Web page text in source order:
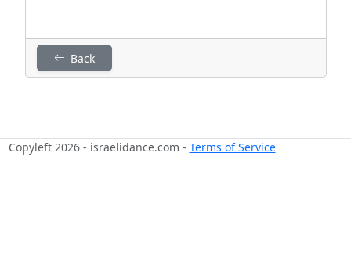
Back
Copyleft 2026 - israelidance.com - Terms of Service